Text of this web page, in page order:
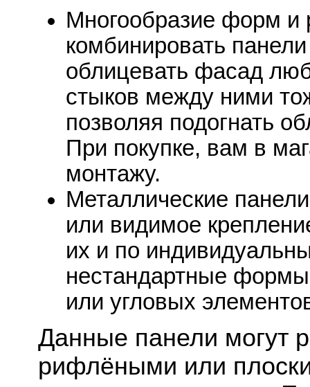
Многообразие форм и
комбинировать
облицевать фасад
стыков между ними
позволяя подогнать
При покупке, вам в
монтажу.
Металлические
или видимое
их и по
нестандартные формы
или угловых
Данные панели могут
рифлёными или